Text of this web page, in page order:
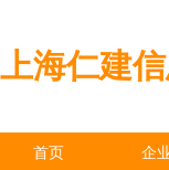
上海仁建
首页 企